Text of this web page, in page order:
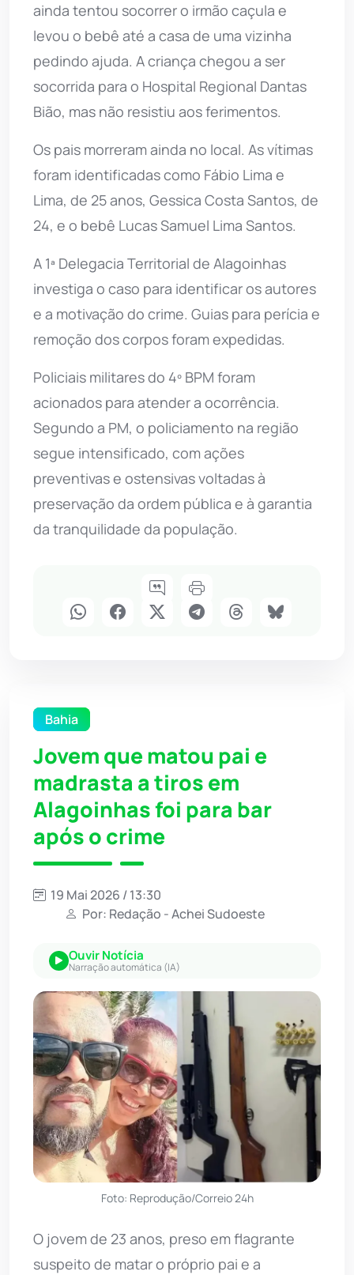
ainda tentou socorrer o irmão caçula e
levou o bebê até a casa de uma vizinha
pedindo ajuda. A criança chegou a ser
socorrida para o Hospital Regional Dantas
Bião, mas não resistiu aos ferimentos.
Os pais morreram ainda no local. As vítimas
foram identificadas como Fábio Lima e
Lima, de 25 anos, Gessica Costa Santos, de
24, e o bebê Lucas Samuel Lima Santos.
A 1ª Delegacia Territorial de Alagoinhas
investiga o caso para identificar os autores
e a motivação do crime. Guias para perícia e
remoção dos corpos foram expedidas.
Policiais militares do 4º BPM foram
acionados para atender a ocorrência.
Segundo a PM, o policiamento na região
segue intensificado, com ações
preventivas e ostensivas voltadas à
preservação da ordem pública e à garantia
da tranquilidade da população.
Bahia
Jovem que matou pai e
madrasta a tiros em
Alagoinhas foi para bar
após o crime
19 Mai 2026 / 13:30
Por: Redação - Achei Sudoeste
Ouvir Notícia
Narração automática (IA)
Foto: Reprodução/Correio 24h
O jovem de 23 anos, preso em flagrante
suspeito de matar o próprio pai e a